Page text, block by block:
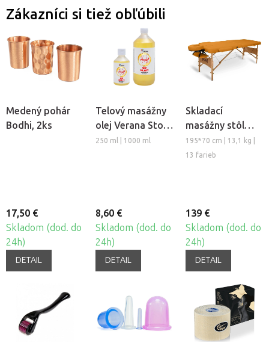
Zákazníci si tiež obľúbili
Medený pohár
Bodhi, 2ks
17,50 €
Skladom (dod. do
24h)
DETAIL
Telový masážny
olej Verana Stop
Celulitíde
250 ml | 1000 ml
8,60 €
Skladom (dod. do
24h)
DETAIL
Skladací
masážny stôl
TANDEM Basic-2
195*70 cm | 13,1 kg |
13 farieb
139 €
Skladom (dod. do
24h)
DETAIL